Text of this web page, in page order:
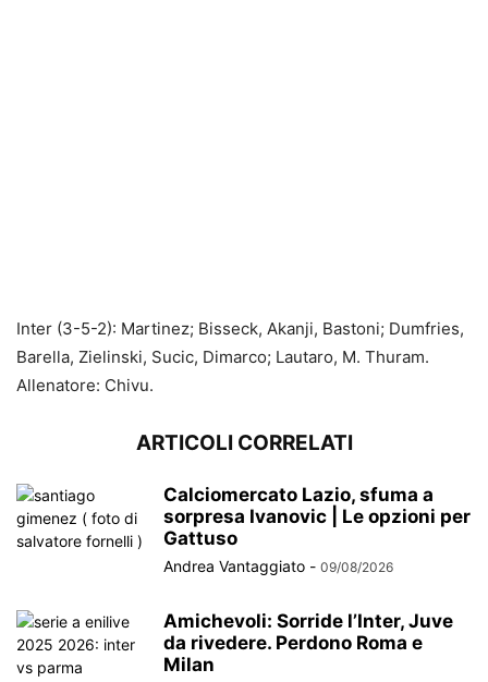
Inter (3-5-2): Martinez; Bisseck, Akanji, Bastoni; Dumfries,
Barella, Zielinski, Sucic, Dimarco; Lautaro, M. Thuram.
Allenatore: Chivu.
ARTICOLI CORRELATI
Calciomercato Lazio, sfuma a
sorpresa Ivanovic | Le opzioni per
Gattuso
Andrea Vantaggiato - 09/08/2026
Amichevoli: Sorride l’Inter, Juve
da rivedere. Perdono Roma e
Milan